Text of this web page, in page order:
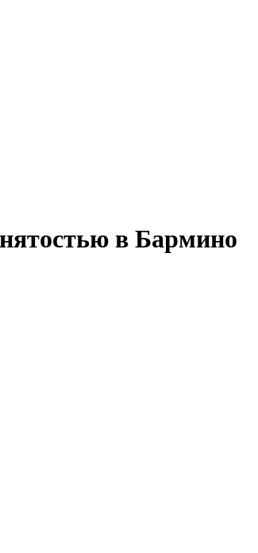
в Бармино